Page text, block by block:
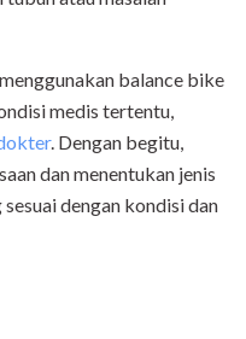
balance bike
medis tertentu,
. Dengan begitu,
dan menentukan jenis
dengan kondisi dan